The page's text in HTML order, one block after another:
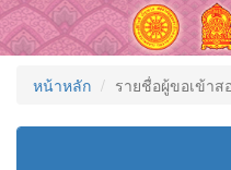
หน้าหลัก รายชื่อผู้ขอเข้า